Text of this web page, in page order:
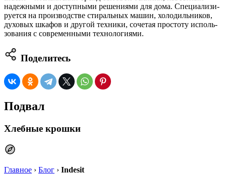
надеж­ны­ми и доступ­ны­ми реше­ни­я­ми для дома. Спе­ци­а­ли­зи­
ру­ет­ся на про­из­вод­стве сти­раль­ных машин, холо­диль­ни­ков,
духо­вых шка­фов и дру­гой тех­ни­ки, соче­тая про­сто­ту исполь­
зо­ва­ния с совре­мен­ны­ми технологиями.
Поделитесь
Подвал
Хлебные крошки
Главное › Блог › Indesit